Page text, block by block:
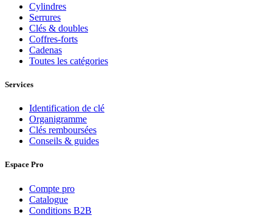
Cylindres
Serrures
Clés & doubles
Coffres-forts
Cadenas
Toutes les catégories
Services
Identification de clé
Organigramme
Clés remboursées
Conseils & guides
Espace Pro
Compte pro
Catalogue
Conditions B2B